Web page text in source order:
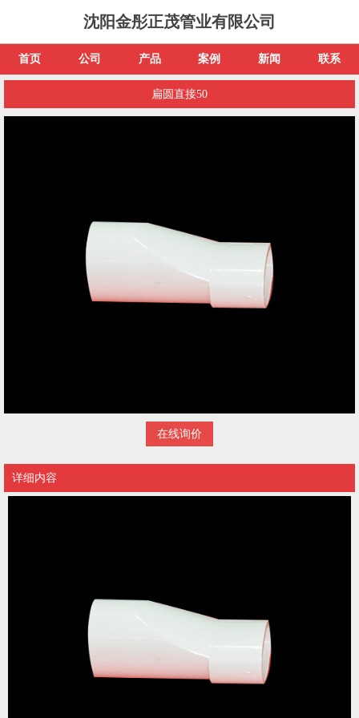
沈阳金彤正茂管业有限公司
首页 公司 产品 案例 新闻 联系
扁圆直接50
在线询价
详细内容